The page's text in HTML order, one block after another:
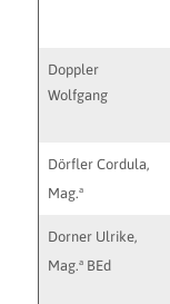
Doppler
Wolfgang
Dörfler Cordula,
Mag.a
Dorner Ulrike,
Mag.aBEd